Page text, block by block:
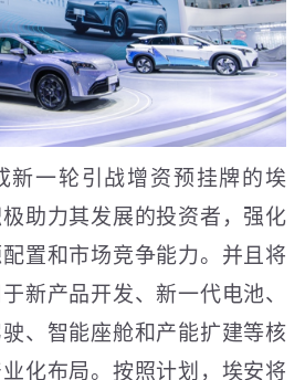
新一轮引战增资预挂牌的埃
助力其发展的投资者，强化
置和市场竞争能力。并且将
新产品开发、新一代电池、
、智能座舱和产能扩建等核
化布局。按照计划，埃安将